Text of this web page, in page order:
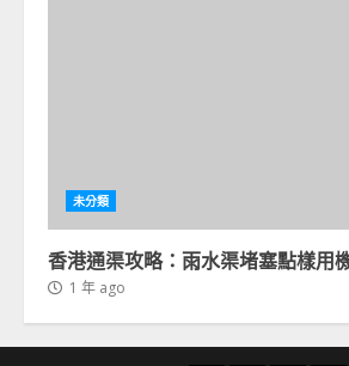
未分類
香港通渠攻略：雨水渠堵塞點樣用
1 年 ago